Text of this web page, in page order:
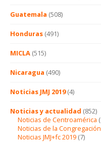
Guatemala (508)
Honduras (491)
MICLA (515)
Nicaragua (490)
Noticias JMJ 2019(4)
Noticias y actualidad (852)
Noticias de Centroamérica
Noticias de la Congregación
Noticias JMJ+fc 2019 (7)